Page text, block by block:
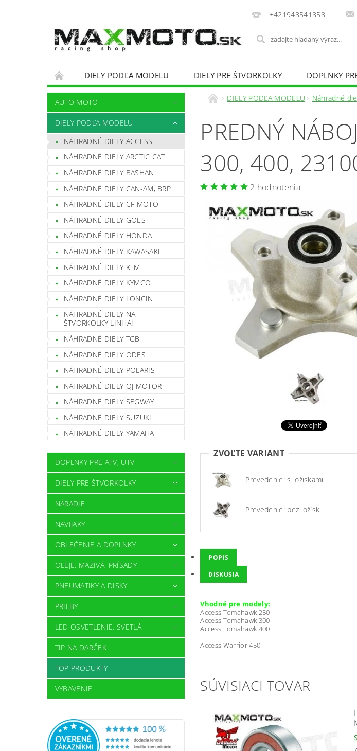
+421948541858
DIELY PODĽA MODELU DIELY PRE ŠTVORKOLKY DOPLNKY
OBCHODNÉ PODMIENKY
KONTAKTY
AUTO MOTO
DIELY PODĽA MODELU
NÁHRADNÉ DIELY ACCESS
NÁHRADNÉ DIELY ARCTIC CAT
NÁHRADNÉ DIELY BASHAN
NÁHRADNÉ DIELY CAN-AM, BRP
NÁHRADNÉ DIELY CF MOTO
NÁHRADNÉ DIELY GOES
NÁHRADNÉ DIELY HONDA
NÁHRADNÉ DIELY KAWASAKI
NÁHRADNÉ DIELY KTM
NÁHRADNÉ DIELY KYMCO
NÁHRADNÉ DIELY LONCIN
NÁHRADNÉ DIELY NA
ŠTVORKOLKY LINHAI
NÁHRADNÉ DIELY TGB
NÁHRADNÉ DIELY ODES
NÁHRADNÉ DIELY POLARIS
NÁHRADNÉ DIELY QJ MOTOR
NÁHRADNÉ DIELY SEGWAY
NÁHRADNÉ DIELY SUZUKI
NÁHRADNÉ DIELY YAMAHA
DOPLNKY PRE ATV, UTV
DIELY PRE ŠTVORKOLKY
NÁRADIE
NAVIJAKY
OBLEČENIE A DOPLNKY
OLEJE, MAZIVÁ, PRÍSADY
PNEUMATIKY A DISKY
PRILBY
LED OSVETLENIE, SVETLÁ
TIP NA DARČEK
TOP PRODUKTY
VYBAVENIE
DIELY PODĽA MODELU Náhradné
PREDNÝ
300, 400,
2 hodnotenia
ZVOĽTE VARIANT
Prevedenie: s ložiskami
Prevedenie: bez ložísk
POPIS
DISKUSIA
Vhodné pre modely:
Access Tomahawk 250
Access Tomahawk 300
Access Tomahawk 400
Access Warrior 450
SÚVISIACI TOVAR